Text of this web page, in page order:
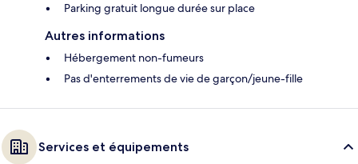
Parking gratuit longue durée sur place
Autres informations
Hébergement non-fumeurs
Pas d'enterrements de vie de garçon/jeune-fille
Services et équipements